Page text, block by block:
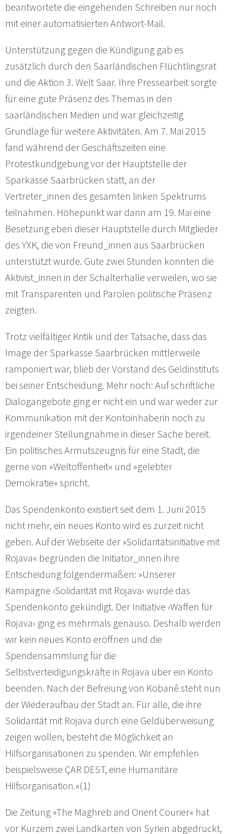
beantwortete die eingehenden Schreiben nur noch
mit einer automatisierten Antwort-Mail.
Unterstützung gegen die Kündigung gab es
zusätzlich durch den Saarländischen Flüchtlingsrat
und die Aktion 3. Welt Saar. Ihre Pressearbeit sorgte
für eine gute Präsenz des Themas in den
saarländischen Medien und war gleichzeitig
Grundlage für weitere Aktivitäten. Am 7. Mai 2015
fand während der Geschäftszeiten eine
Protestkundgebung vor der Hauptstelle der
Sparkasse Saarbrücken statt, an der
Vertreter_innen des gesamten linken Spektrums
teilnahmen. Höhepunkt war dann am 19. Mai eine
Besetzung eben dieser Hauptstelle durch Mitglieder
des YXK, die von Freund_innen aus Saarbrücken
unterstützt wurde. Gute zwei Stunden konnten die
Aktivist_innen in der Schalterhalle verweilen, wo sie
mit Transparenten und Parolen politische Präsenz
zeigten.
Trotz vielfältiger Kritik und der Tatsache, dass das
Image der Sparkasse Saarbrücken mittlerweile
ramponiert war, blieb der Vorstand des Geldinstituts
bei seiner Entscheidung. Mehr noch: Auf schriftliche
Dialogangebote ging er nicht ein und war weder zur
Kommunikation mit der Kontoinhaberin noch zu
irgendeiner Stellungnahme in dieser Sache bereit.
Ein politisches Armutszeugnis für eine Stadt, die
gerne von »Weltoffenheit« und »gelebter
Demokratie« spricht.
Das Spendenkonto existiert seit dem 1. Juni 2015
nicht mehr, ein neues Konto wird es zurzeit nicht
geben. Auf der Webseite der »Solidaritätsinitiative mit
Rojava« begründen die Initiator_innen ihre
Entscheidung folgendermaßen: »Unserer
Kampagne ›Solidarität mit Rojava‹ wurde das
Spendenkonto gekündigt. Der Initiative ›Waffen für
Rojava‹ ging es mehrmals genauso. Deshalb werden
wir kein neues Konto eröffnen und die
Spendensammlung für die
Selbstverteidigungskräfte in Rojava über ein Konto
beenden. Nach der Befreiung von Kobanê steht nun
der Wiederaufbau der Stadt an. Für alle, die ihre
Solidarität mit Rojava durch eine Geldüberweisung
zeigen wollen, besteht die Möglichkeit an
Hilfsorganisationen zu spenden. Wir empfehlen
beispielsweise ÇAR DEST, eine Humanitäre
Hilfsorganisation.«(1)
Die Zeitung »The Maghreb and Orient Courier« hat
vor Kurzem zwei Landkarten von Syrien abgedruckt,